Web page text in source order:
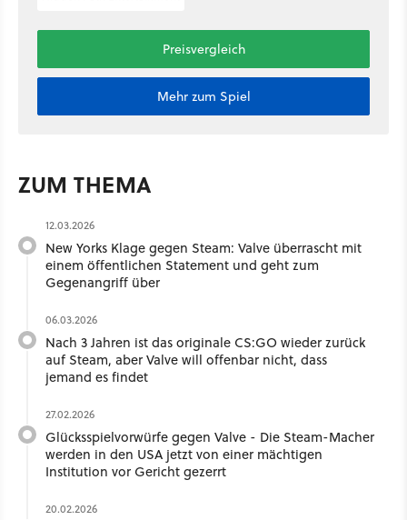
Preisvergleich
Mehr zum Spiel
ZUM THEMA
12.03.2026
New Yorks Klage gegen Steam: Valve überrascht mit
einem öffentlichen Statement und geht zum
Gegenangriff über
06.03.2026
Nach 3 Jahren ist das originale CS:GO wieder zurück
auf Steam, aber Valve will offenbar nicht, dass
jemand es findet
27.02.2026
Glücksspielvorwürfe gegen Valve - Die Steam-Macher
werden in den USA jetzt von einer mächtigen
Institution vor Gericht gezerrt
20.02.2026